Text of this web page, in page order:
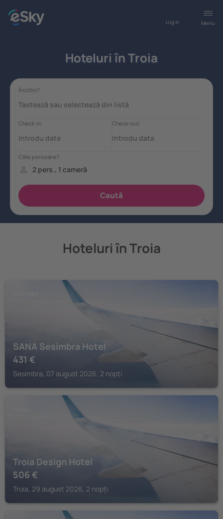
Meniu
Log in
Hoteluri în Troia
Hoteluri în Troia
SANA Sesimbra Hotel
431 €
Sesimbra, 07 august 2026, 2 nopți
Troia Design Hotel
506 €
Troia, 29 august 2026, 2 nopți